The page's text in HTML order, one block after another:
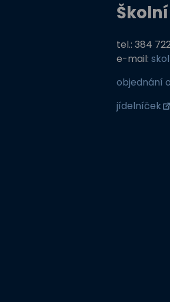
tel.: 384
e-mail:
objednání
jídelníček